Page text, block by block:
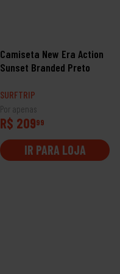
Camiseta New Era Action
Sunset Branded Preto
SURFTRIP
Por apenas
R$ 20999
IR PARA LOJA